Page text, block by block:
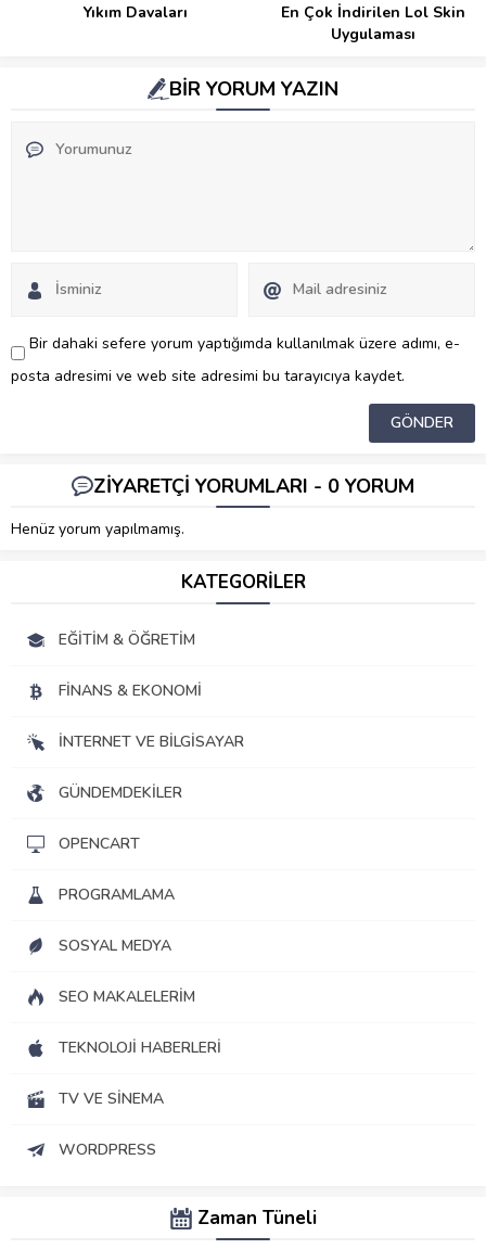
Yıkım Davaları
En Çok İndirilen Lol Skin
Uygulaması
BİR YORUM YAZIN
Bir dahaki sefere yorum yaptığımda kullanılmak üzere adımı, e-
posta adresimi ve web site adresimi bu tarayıcıya kaydet.
ZİYARETÇİ YORUMLARI - 0 YORUM
Henüz yorum yapılmamış.
KATEGORİLER
EĞITIM & ÖĞRETIM
FINANS & EKONOMI
İNTERNET VE BILGISAYAR
GÜNDEMDEKILER
OPENCART
PROGRAMLAMA
SOSYAL MEDYA
SEO MAKALELERIM
TEKNOLOJI HABERLERI
TV VE SINEMA
WORDPRESS
Zaman Tüneli